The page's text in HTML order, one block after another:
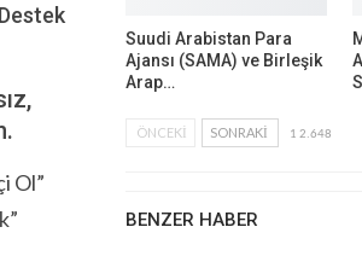
Suudi Arabistan Para
Ajansı (SAMA) ve Birleşik
Arap…
ÖNCEKI SONRAKI 1 2.648
BENZER HABER
Ol”